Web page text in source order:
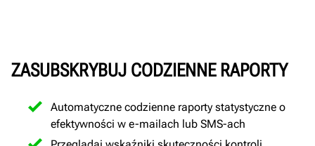
ZASUBSKRYBUJ CODZIENNE RAPORTY
Automatyczne codzienne raporty statystyczne o
efektywności w e-mailach lub SMS-ach